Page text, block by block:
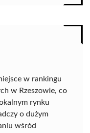
w rankingu
w Rzeszowie, co
rynku
o dużym
wśród